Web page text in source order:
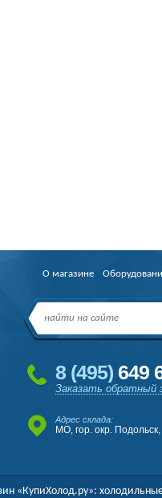
8 (495) 649
Заказать обратный
Адрес склада:
МО, гор. окр.
О магазине
«КупиХолод.ру»: